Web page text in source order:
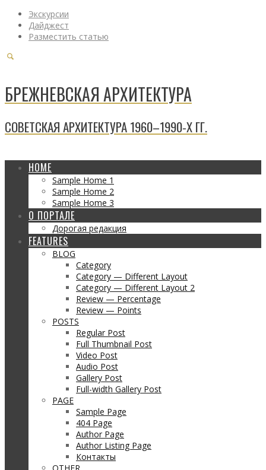
Экскурсии
Дайджест
Разместить статью
БРЕЖНЕВСКАЯ АРХИТЕКТУРА
СОВЕТСКАЯ АРХИТЕКТУРА 1960–1990-Х ГГ.
HOME
Sample Home 1
Sample Home 2
Sample Home 3
О ПОРТАЛЕ
Дорогая редакция
FEATURES
BLOG
Category
Category — Different Layout
Category — Different Layout 2
Review — Percentage
Review — Points
POSTS
Regular Post
Full Thumbnail Post
Video Post
Audio Post
Gallery Post
Full-width Gallery Post
PAGE
Sample Page
404 Page
Author Page
Author Listing Page
Контакты